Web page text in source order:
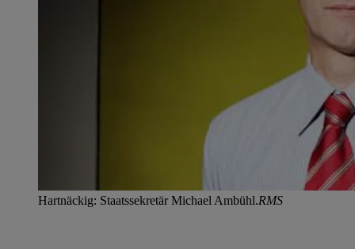
Hartnäckig: Staatssekretär Michael Ambühl.RMS